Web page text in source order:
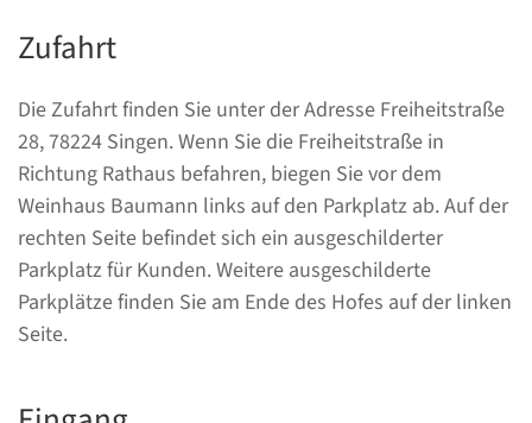
Zufahrt
Die Zufahrt finden Sie unter der Adresse Freiheitstraße
28, 78224 Singen. Wenn Sie die Freiheitstraße in
Richtung Rathaus befahren, biegen Sie vor dem
Weinhaus Baumann links auf den Parkplatz ab. Auf der
rechten Seite befindet sich ein ausgeschilderter
Parkplatz für Kunden. Weitere ausgeschilderte
Parkplätze finden Sie am Ende des Hofes auf der linken
Seite.